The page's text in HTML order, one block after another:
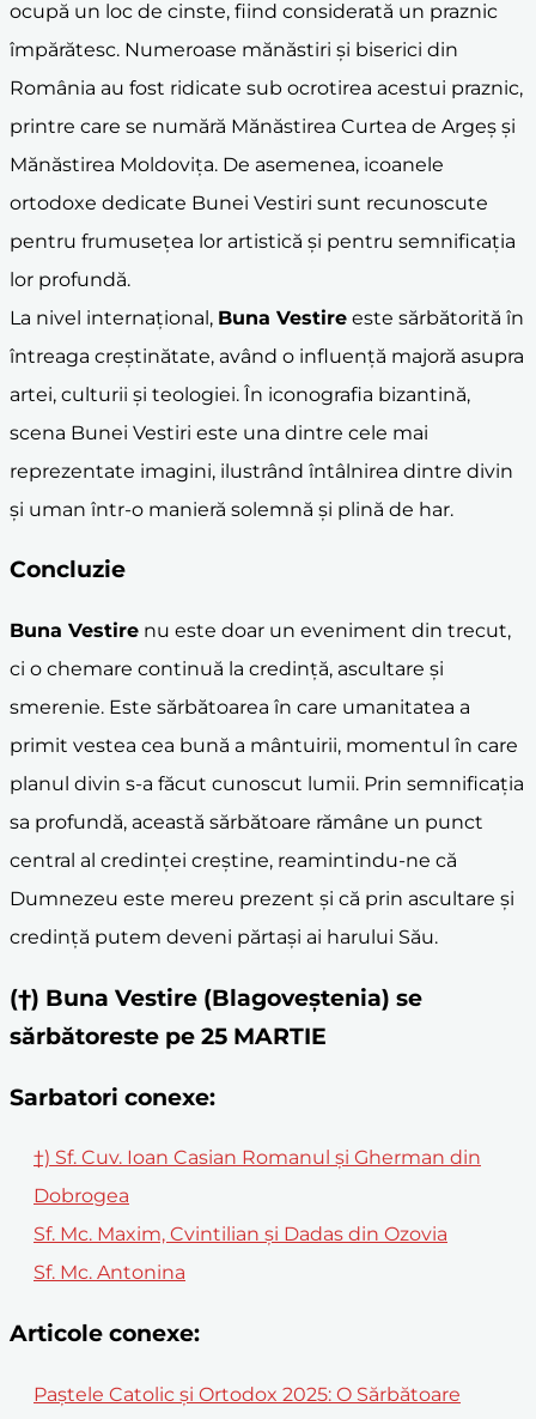
ocupă un loc de cinste, fiind considerată un praznic
împărătesc. Numeroase mănăstiri și biserici din
România au fost ridicate sub ocrotirea acestui praznic,
printre care se numără Mănăstirea Curtea de Argeș și
Mănăstirea Moldovița. De asemenea, icoanele
ortodoxe dedicate Bunei Vestiri sunt recunoscute
pentru frumusețea lor artistică și pentru semnificația
lor profundă.
La nivel internațional, Buna Vestire este sărbătorită în
întreaga creștinătate, având o influență majoră asupra
artei, culturii și teologiei. În iconografia bizantină,
scena Bunei Vestiri este una dintre cele mai
reprezentate imagini, ilustrând întâlnirea dintre divin
și uman într-o manieră solemnă și plină de har.
Concluzie
Buna Vestire nu este doar un eveniment din trecut,
ci o chemare continuă la credință, ascultare și
smerenie. Este sărbătoarea în care umanitatea a
primit vestea cea bună a mântuirii, momentul în care
planul divin s-a făcut cunoscut lumii. Prin semnificația
sa profundă, această sărbătoare rămâne un punct
central al credinței creștine, reamintindu-ne că
Dumnezeu este mereu prezent și că prin ascultare și
credință putem deveni părtași ai harului Său.
(†) Buna Vestire (Blagoveștenia) se
sărbătoreste pe 25 MARTIE
Sarbatori conexe:
†) Sf. Cuv. Ioan Casian Romanul și Gherman din
Dobrogea
Sf. Mc. Maxim, Cvintilian și Dadas din Ozovia
Sf. Mc. Antonina
Articole conexe:
Paștele Catolic și Ortodox 2025: O Sărbătoare